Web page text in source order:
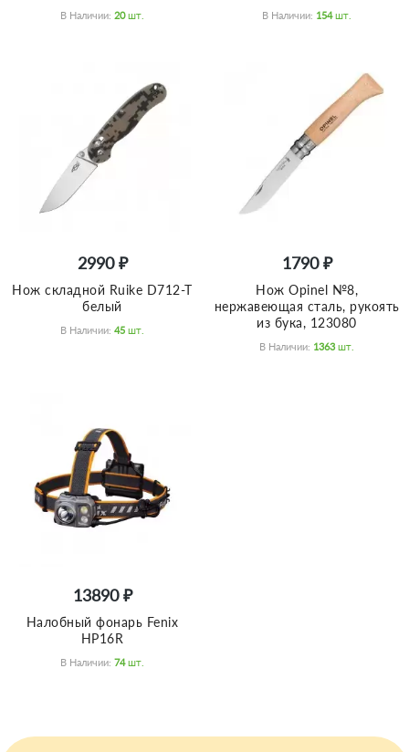
В Наличии: 20 Шт. В Наличии: 154 Шт.
2990 ₽
Нож складной Ruike D712-T
белый
В Наличии: 45 Шт.
1790 ₽
Нож Opinel №8,
нержавеющая сталь, рукоять
из бука, 123080
В Наличии: 1363 Шт.
13890 ₽
Налобный фонарь Fenix
HP16R
В Наличии: 74 Шт.